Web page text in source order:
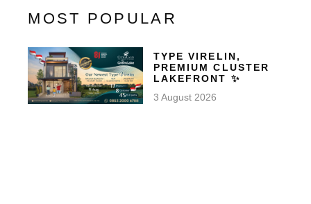
MOST POPULAR
TYPE VIRELIN,
PREMIUM CLUSTER
LAKEFRONT ✨
3 August 2026